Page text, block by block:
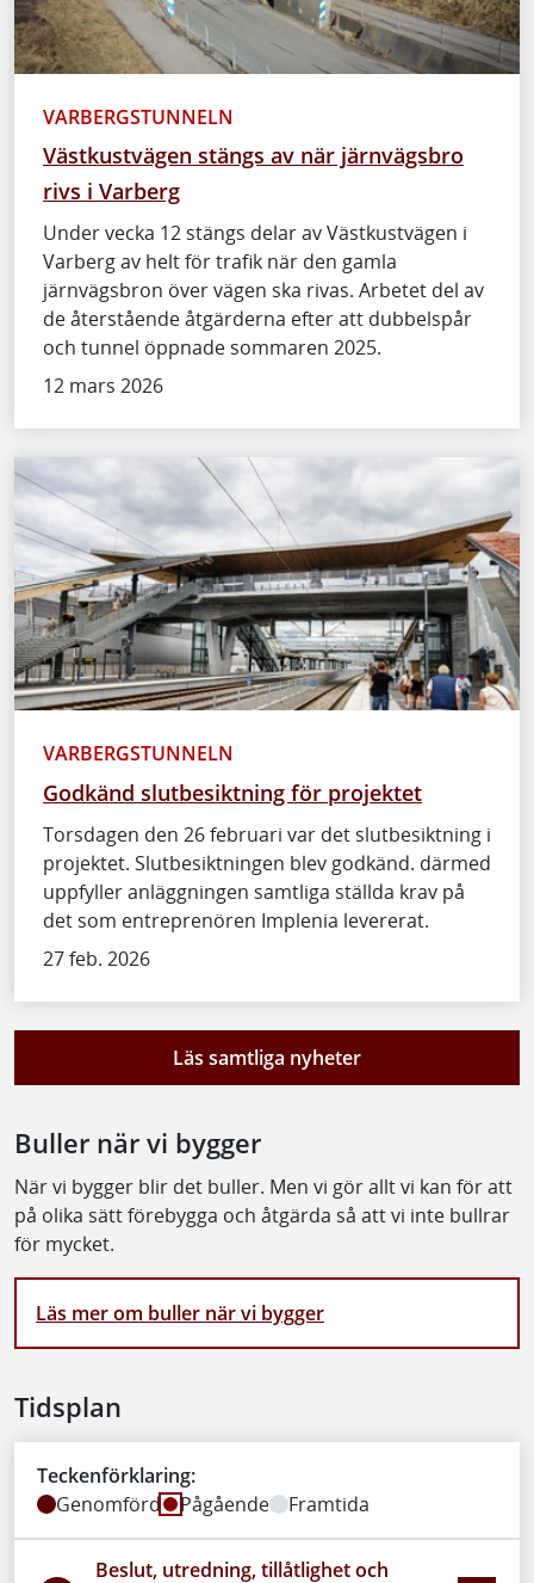
VARBERGSTUNNELN
Västkustvägen stängs av när järnvägsbro
rivs i Varberg
Under vecka 12 stängs delar av Västkustvägen i
Varberg av helt för trafik när den gamla
järnvägsbron över vägen ska rivas. Arbetet del av
de återstående åtgärderna efter att dubbelspår
och tunnel öppnade sommaren 2025.
12 mars 2026
VARBERGSTUNNELN
Godkänd slutbesiktning för projektet
Torsdagen den 26 februari var det slutbesiktning i
projektet. Slutbesiktningen blev godkänd. därmed
uppfyller anläggningen samtliga ställda krav på
det som entreprenören Implenia levererat.
27 feb. 2026
Läs samtliga nyheter
Buller när vi bygger
När vi bygger blir det buller. Men vi gör allt vi kan för att
på olika sätt förebygga och åtgärda så att vi inte bullrar
för mycket.
Läs mer om buller när vi bygger
Tidsplan
Teckenförklaring:
Genomförd
Pågående Framtida
Beslut, utredning, tillåtlighet och